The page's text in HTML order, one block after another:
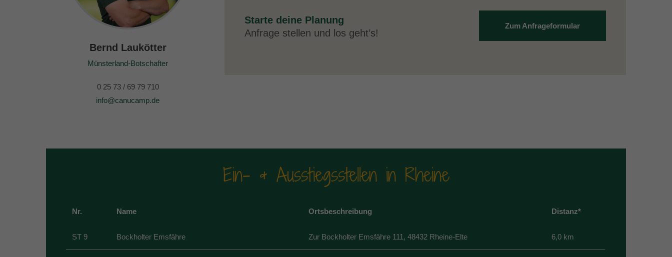
Bernd Laukötter
Münsterland-Botschafter
0 25 73 / 69 79 710
info@canucamp.de
Starte deine Planung
Anfrage stellen und los geht’s!
Zum Anfrageformular
Ein- & Ausstiegsstellen in Rheine
Nr. Name Ortsbeschreibung Distanz*
ST 9 Bockholter Emsfähre Zur Bockholter Emsfähre 111, 48432 Rheine-Elte 6,0 km